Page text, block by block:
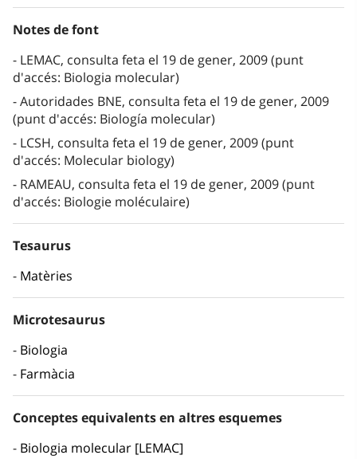
Notes de font
LEMAC, consulta feta el 19 de gener, 2009 (punt
d'accés: Biologia molecular)
Autoridades BNE, consulta feta el 19 de gener, 2009
(punt d'accés: Biología molecular)
LCSH, consulta feta el 19 de gener, 2009 (punt
d'accés: Molecular biology)
RAMEAU, consulta feta el 19 de gener, 2009 (punt
d'accés: Biologie moléculaire)
Tesaurus
Matèries
Microtesaurus
Biologia
Farmàcia
Conceptes equivalents en altres esquemes
Biologia molecular [LEMAC]